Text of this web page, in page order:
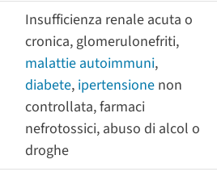
Insufficienza renale acuta o
cronica, glomerulonefriti,
malattie autoimmuni,
diabete, ipertensione non
controllata, farmaci
nefrotossici, abuso di alcol o
droghe